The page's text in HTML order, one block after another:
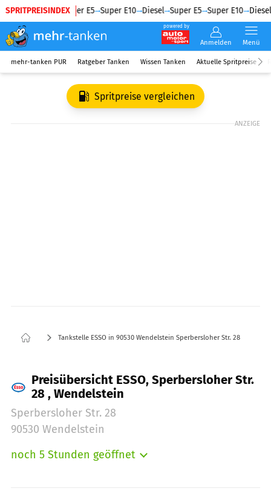
SPRITPREISINDEX
Diesel Super E5 Super E10 Diesel Super E5 Super E10 Diesel
powered by
Anmelden Menü
mehr-tanken PUR Ratgeber Tanken Wissen Tanken Aktuelle Spritpreise
Spritpreise vergleichen
ANZEIGE
Tankstelle ESSO in 90530 Wendelstein Sperbersloher Str. 28
Preisübersicht ESSO, Sperbersloher Str.
28 , Wendelstein
Sperbersloher Str. 28
90530 Wendelstein
noch 5 Stunden geöffnet